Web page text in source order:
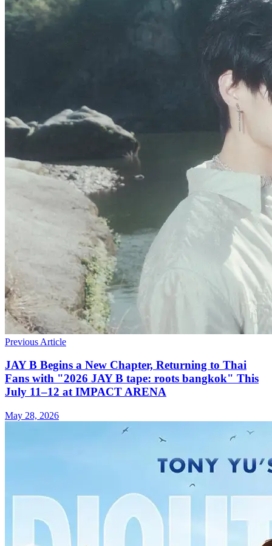
Previous Article
JAY B Begins a New Chapter, Returning to Thai
Fans with "2026 JAY B tape: roots bangkok" This
July 11–12 at IMPACT ARENA
May 28, 2026